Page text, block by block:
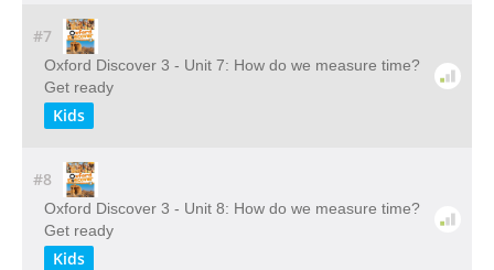
#7
Oxford Discover 3 - Unit 7: How do we measure time?
Get ready
Kids
#8
Oxford Discover 3 - Unit 8: How do we measure time?
Get ready
Kids